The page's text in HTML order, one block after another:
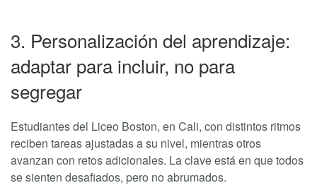
3. Personalización del aprendizaje:
adaptar para incluir, no para
segregar
Estudiantes del Liceo Boston, en Cali, con distintos ritmos
reciben tareas ajustadas a su nivel, mientras otros
avanzan con retos adicionales. La clave está en que todos
se sienten desafiados, pero no abrumados.